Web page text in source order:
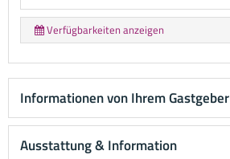
Verfügbarkeiten anzeigen
Informationen von Ihrem Gastgeber
Ausstattung & Information